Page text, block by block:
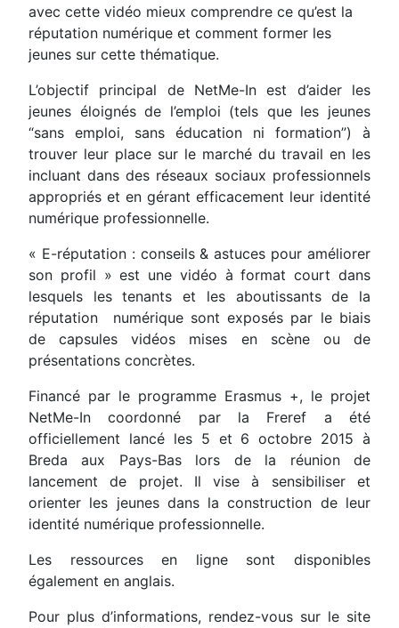
avec cette vidéo mieux comprendre ce qu’est la
réputation numérique et comment former les
jeunes sur cette thématique.
L’objectif principal de NetMe-In est d’aider les
jeunes éloignés de l’emploi (tels que les jeunes
“sans emploi, sans éducation ni formation”) à
trouver leur place sur le marché du travail en les
incluant dans des réseaux sociaux professionnels
appropriés et en gérant efficacement leur identité
numérique professionnelle.
« E-réputation : conseils & astuces pour améliorer
son profil » est une vidéo à format court dans
lesquels les tenants et les aboutissants de la
réputation numérique sont exposés par le biais
de capsules vidéos mises en scène ou de
présentations concrètes.
Financé par le programme Erasmus +, le projet
NetMe-In coordonné par la Freref a été
officiellement lancé les 5 et 6 octobre 2015 à
Breda aux Pays-Bas lors de la réunion de
lancement de projet. Il vise à sensibiliser et
orienter les jeunes dans la construction de leur
identité numérique professionnelle.
Les ressources en ligne sont disponibles
également en anglais.
Pour plus d’informations, rendez-vous sur le site